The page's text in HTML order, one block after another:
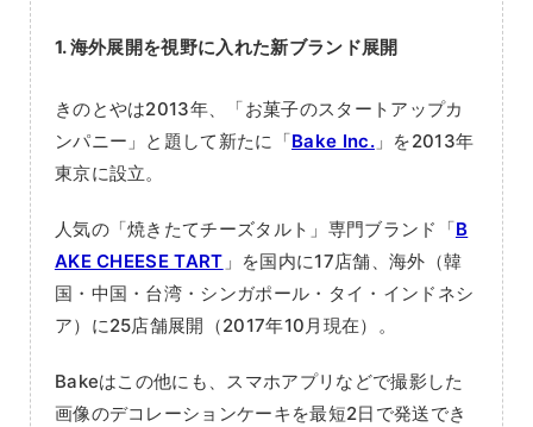
1. 海外展開を視野に入れた新ブランド展開
きのとやは2013年、「お菓子のスタートアップカ
ンパニー」と題して新たに「Bake Inc.」を2013年
東京に設立。
人気の「焼きたてチーズタルト」専門ブランド「B
AKE CHEESE TART 」を国内に17店舗、海外（韓
国・中国・台湾・シンガポール・タイ・インドネシ
ア）に25店舗展開（2017年10月現在）。
Bakeはこの他にも、スマホアプリなどで撮影した
画像のデコレーションケーキを最短2日で発送でき